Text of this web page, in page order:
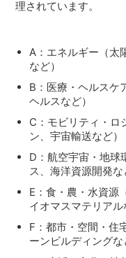
理されています。
A：エネルギー（太
など）
B：医療・ヘルスケ
ヘルスなど）
C：モビリティ・ロ
ン、宇宙輸送など）
D：航空宇宙・地球
ス、海洋資源開発な
E：食・農・水資源
イオマスマテリアル
F：都市・空間・住
ーンビルディングな